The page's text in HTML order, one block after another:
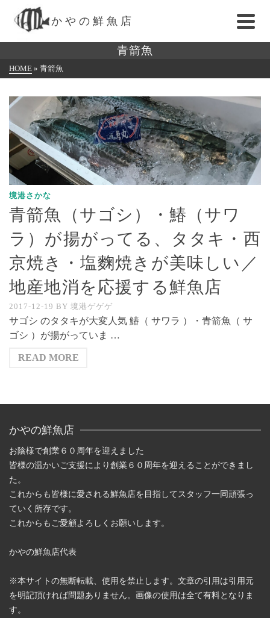
かやの鮮魚店
青箭魚
HOME » 青箭魚
境港さかな
青箭魚（サゴシ）・鰆（サワ
ラ）が揚がってる、タタキ・西
京焼き・塩麴焼きが美味しい／
地産地消を応援する鮮魚店
2017-12-19 BY 境港ゲゲゲ
サゴシ のタタキが大変人気 鰆（ サワラ ）・青箭魚（ サ
ゴシ ）が揚がっていま …
READ MORE
かやの鮮魚店
お陰様で創業６０周年を迎えました
皆様の温かいご支援により創業６０周年を迎えることができまし
た。
これからも皆様に愛される鮮魚店を目指してスタッフ一同頑張っ
ていく所存です。
これからもご愛顧よろしくお願いします。
かやの鮮魚店代表
※本サイトの無断転載、使用を禁止します。文章の引用は引用元
を明記頂ければ問題ありません。画像の使用は全て有料となりま
す。